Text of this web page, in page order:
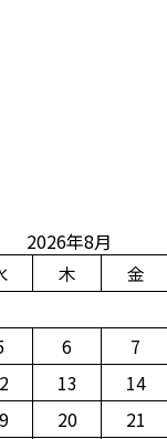
2026年8月
木 金
6 7
13 14
20 21